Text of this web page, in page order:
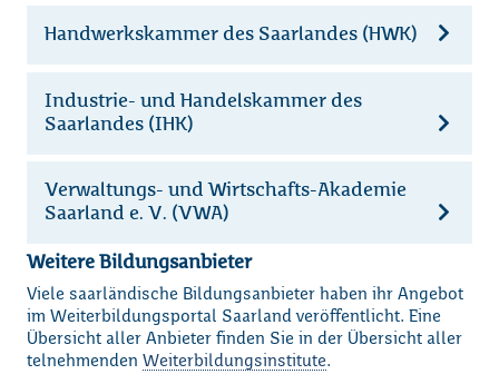
Handwerkskammer des Saarlandes (HWK)
Industrie- und Handelskammer des
Saarlandes (IHK)
Verwaltungs- und Wirtschafts-Akademie
Saarland e. V. (VWA)
Weitere Bildungsanbieter
Viele saarländische Bildungsanbieter haben ihr Angebot
im Weiterbildungsportal Saarland veröffentlicht. Eine
Übersicht aller Anbieter finden Sie in der Übersicht aller
telnehmenden Weiterbildungsinstitute.